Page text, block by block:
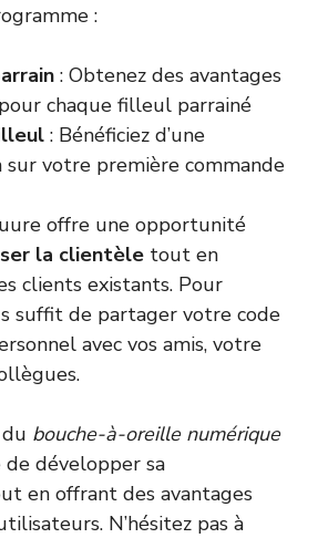
:
: Obtenez des avantages
chaque filleul parrainé
: Bénéficiez d’une
sur votre première commande
offre une opportunité
la clientèle tout en
clients existants. Pour
suffit de partager votre code
avec vos amis, votre
bouche-à-oreille numérique
développer sa
en offrant des avantages
N’hésitez pas à